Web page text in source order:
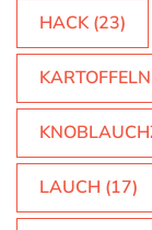
HACK(23)
KARTOFFELN
LAUCH (17)